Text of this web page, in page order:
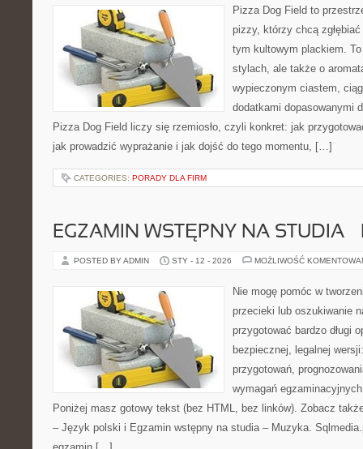
Pizza Dog Field to
pizzy, którzy chcą
tym kultowym plackiem.
stylach, ale także o
wypieczonym ciastem,
dodatkami dopasowanymi
Pizza Dog Field liczy się rzemiosło, czyli konkret: jak
jak prowadzić wyprażanie i jak dojść do tego momentu, […]
CATEGORIES: PORADY DLA FIRM
EGZAMIN WSTĘPNY NA STUDIA
POSTED BY ADMIN STY - 12 - 2026 MOŻLIWOŚĆ
Nie mogę pomóc w
przecieki lub oszukiwanie
przygotować bardzo długi
bezpiecznej, legalnej
przygotowań,
wymagań
Poniżej masz gotowy tekst (bez HTML, bez linków). Zobacz
– Język polski i Egzamin wstępny na studia – Muzyka.